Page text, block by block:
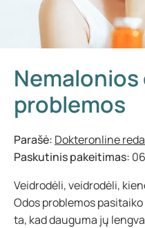
Nemalonios
problemos
Parašė: Dokteronline
Paskutinis pakeitimas:
Veidrodėli, veidrodėli,
Odos problemos
ta, kad dauguma jų